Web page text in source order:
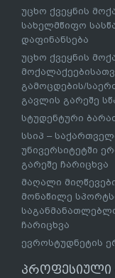
უცხო ქვეყნის
სახელმწიფო
დაფინანსება
უცხო ქვეყნის
გამოცდების/
გავლის გარეშე
სტუდენტური
სსიპ –
უნივერსიტეტში
გარეშე ჩარიცხვა
მაღალი
მონაწილე
ჩარიცხვა
ევროსტუდნეტის
პროფესიული